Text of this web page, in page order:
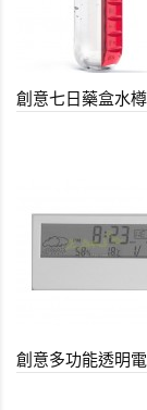
創意七日藥盒水樽
創意多功能透明